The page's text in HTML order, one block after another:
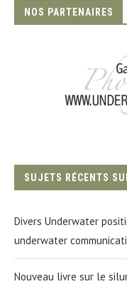
NOS PARTENAIRES
SUJETS RÉCENTS
Divers Underwater
underwater
Nouveau livre sur le